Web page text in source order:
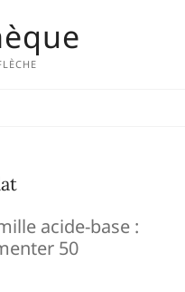
acide-base :
50